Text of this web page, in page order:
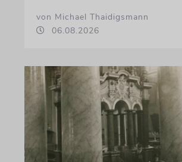
von Michael Thaidigsmann
06.08.2026